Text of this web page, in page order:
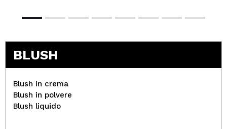
BLUSH
Blush in crema
Blush in polvere
Blush liquido